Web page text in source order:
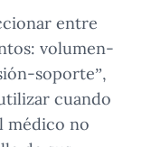
entre
volumen-
soporte”,
cuando
médico no